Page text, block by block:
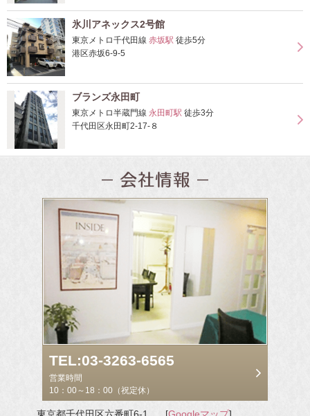
氷川アネックス2号館
東京メトロ千代田線 赤坂駅 徒歩5分
港区赤坂6-9-5
ブランズ永田町
東京メトロ半蔵門線 永田町駅 徒歩3分
千代田区永田町2-17-８
TEL:03-3263-6565
営業時間
10：00～18：00（祝定休）